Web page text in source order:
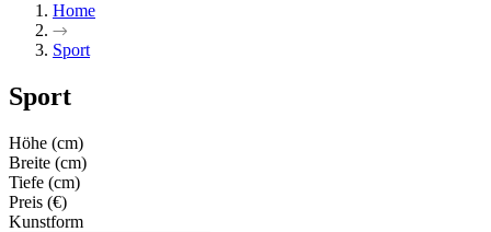
Home
Sport
Sport
Höhe (cm)
Breite (cm)
Tiefe (cm)
Preis (€)
Kunstform